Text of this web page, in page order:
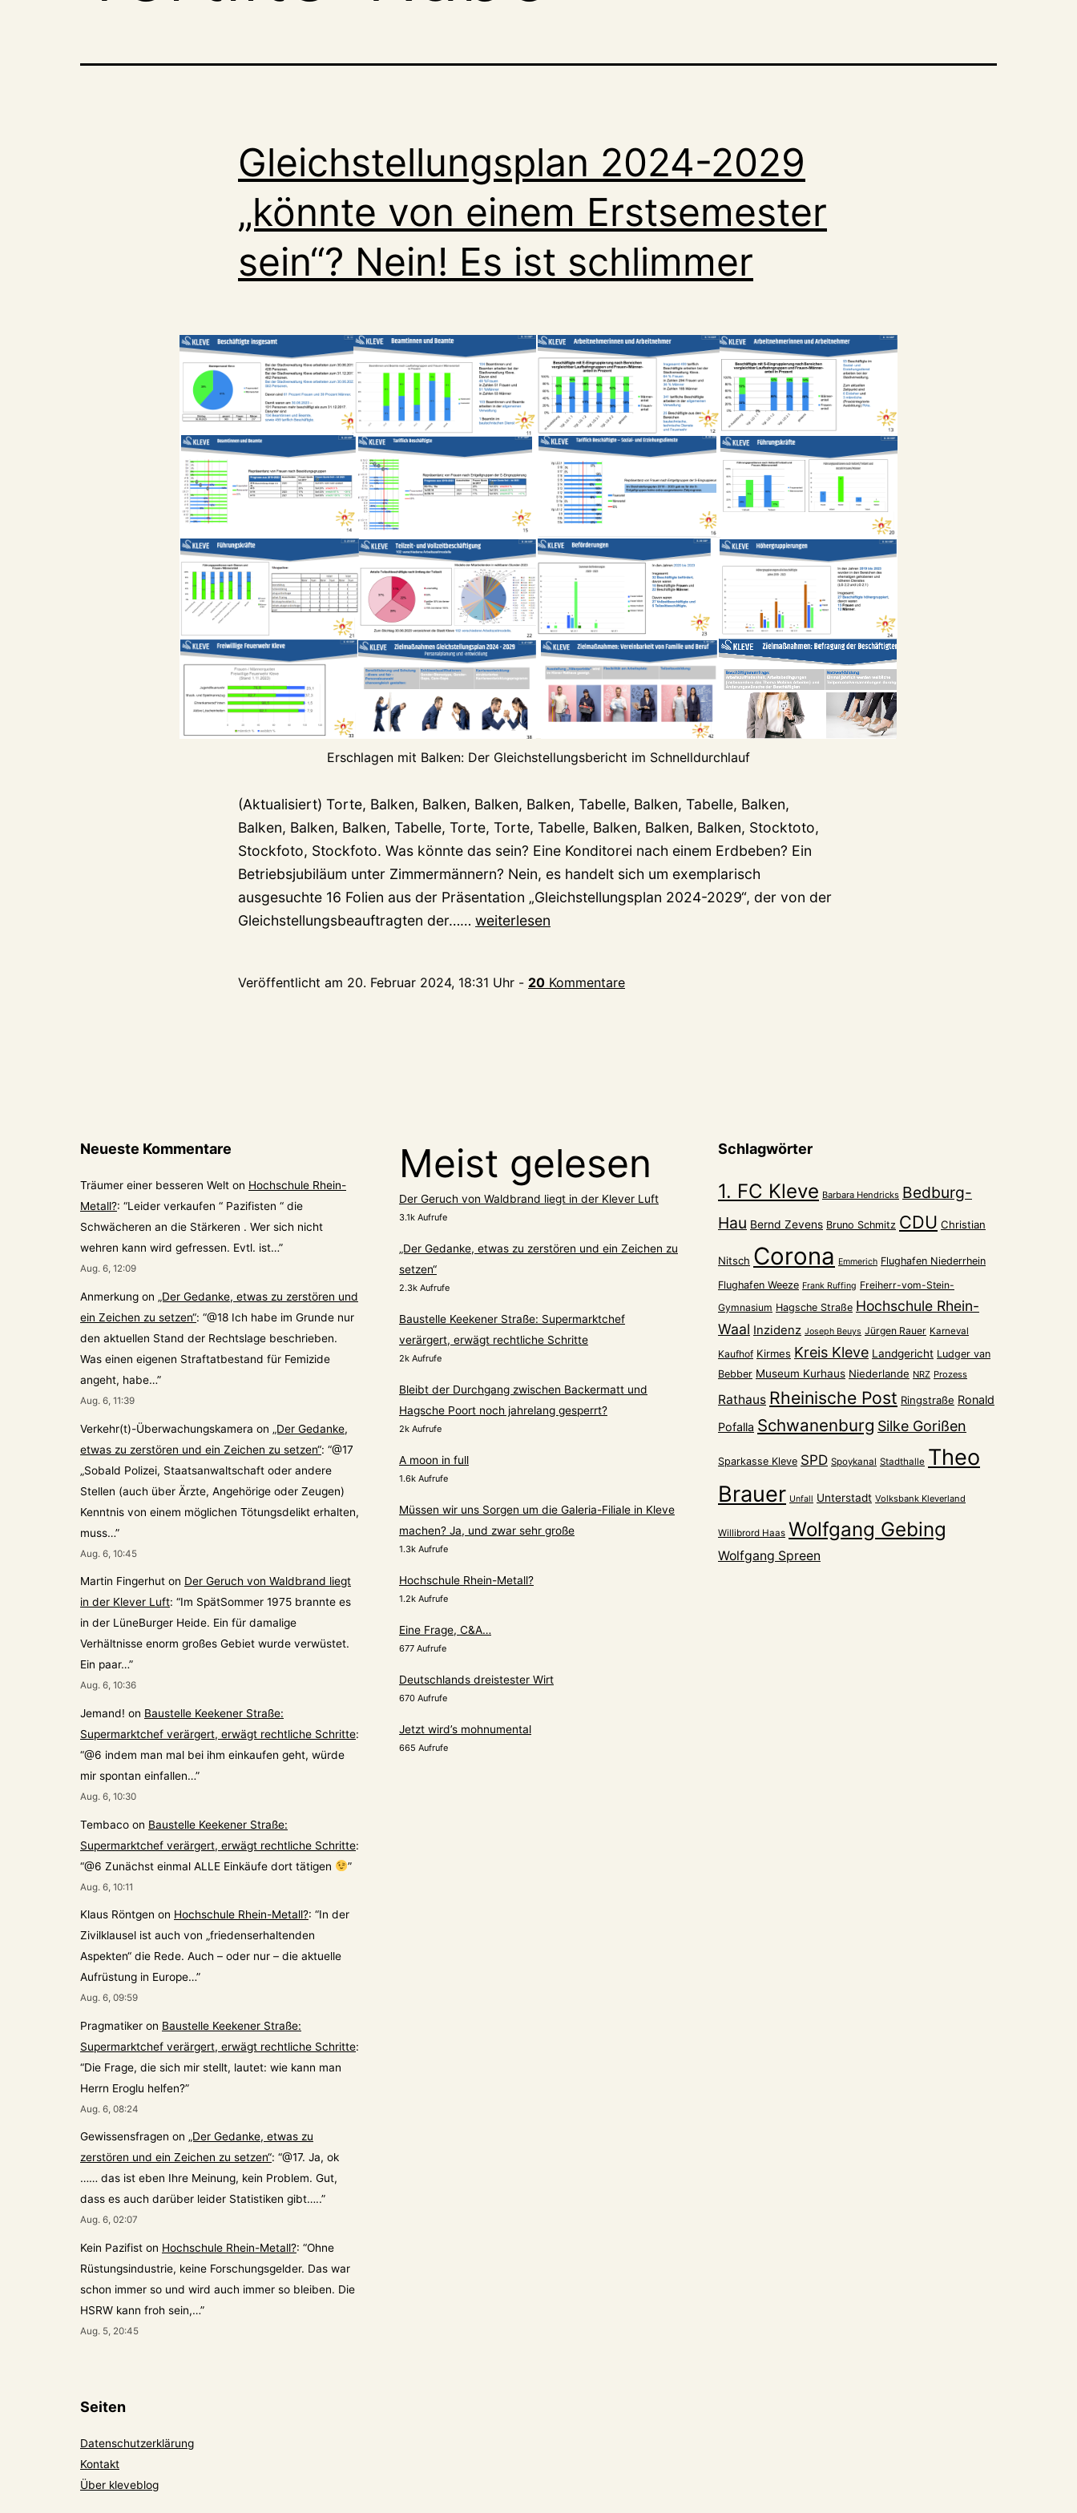
Gleichstellungsplan 2024-2029
„könnte von einem Erstsemester
sein“? Nein! Es ist schlimmer
Erschlagen mit Balken: Der Gleichstellungsbericht im Schnelldurchlauf
(Aktualisiert) Torte, Balken, Balken, Balken, Balken, Tabelle, Balken, Tabelle, Balken,
Balken, Balken, Balken, Tabelle, Torte, Torte, Tabelle, Balken, Balken, Balken, Stocktoto,
Stockfoto, Stockfoto. Was könnte das sein? Eine Konditorei nach einem Erdbeben? Ein
Betriebsjubiläum unter Zimmermännern? Nein, es handelt sich um exemplarisch
ausgesuchte 16 Folien aus der Präsentation „Gleichstellungsplan 2024-2029“, der von der
Gleichstellungsbeauftragten der…… Gleichstellungsplan
„könnte
ist
schlimmer
weiterlesen
Veröffentlicht am 20. Februar 2024, 18:31 Uhr - 20 Kommentare
Neueste Kommentare
Träumer einer besseren Welt on Hochschule Rhein-
Metall?: “Leider verkaufen “ Pazifisten “ die
Schwächeren an die Stärkeren . Wer sich nicht
wehren kann wird gefressen. Evtl. ist…”
Aug. 6, 12:09
Anmerkung on „Der Gedanke, etwas zu zerstören und
ein Zeichen zu setzen“: “@18 Ich habe im Grunde nur
den aktuellen Stand der Rechtslage beschrieben.
Was einen eigenen Straftatbestand für Femizide
angeht, habe…”
Aug. 6, 11:39
Verkehr(t)-Überwachungskamera on „Der Gedanke,
etwas zu zerstören und ein Zeichen zu setzen“: “@17
„Sobald Polizei, Staatsanwaltschaft oder andere
Stellen (auch über Ärzte, Angehörige oder Zeugen)
Kenntnis von einem möglichen Tötungsdelikt erhalten,
muss…”
Aug. 6, 10:45
Martin Fingerhut on Der Geruch von Waldbrand liegt
in der Klever Luft: “Im SpätSommer 1975 brannte es
in der LüneBurger Heide. Ein für damalige
Verhältnisse enorm großes Gebiet wurde verwüstet.
Ein paar…”
Aug. 6, 10:36
Jemand! on Baustelle Keekener Straße:
Supermarktchef verärgert, erwägt rechtliche Schritte:
“@6 indem man mal bei ihm einkaufen geht, würde
mir spontan einfallen…”
Aug. 6, 10:30
Tembaco on Baustelle Keekener Straße:
Supermarktchef verärgert, erwägt rechtliche Schritte:
“@6 Zunächst einmal ALLE Einkäufe dort tätigen ”
Aug. 6, 10:11
Klaus Röntgen on Hochschule Rhein-Metall?: “In der
Zivilklausel ist auch von „friedenserhaltenden
Aspekten“ die Rede. Auch – oder nur – die aktuelle
Aufrüstung in Europe…”
Aug. 6, 09:59
Pragmatiker on Baustelle Keekener Straße:
Supermarktchef verärgert, erwägt rechtliche Schritte:
“Die Frage, die sich mir stellt, lautet: wie kann man
Herrn Eroglu helfen?”
Aug. 6, 08:24
Gewissensfragen on „Der Gedanke, etwas zu
zerstören und ein Zeichen zu setzen“: “@17. Ja, ok
…… das ist eben Ihre Meinung, kein Problem. Gut,
dass es auch darüber leider Statistiken gibt…..”
Aug. 6, 02:07
Kein Pazifist on Hochschule Rhein-Metall?: “Ohne
Rüstungsindustrie, keine Forschungsgelder. Das war
schon immer so und wird auch immer so bleiben. Die
HSRW kann froh sein,…”
Aug. 5, 20:45
Meist gelesen
Der Geruch von Waldbrand liegt in der Klever Luft
3.1k Aufrufe
„Der Gedanke, etwas zu zerstören und ein Zeichen zu
setzen“
2.3k Aufrufe
Baustelle Keekener Straße: Supermarktchef
verärgert, erwägt rechtliche Schritte
2k Aufrufe
Bleibt der Durchgang zwischen Backermatt und
Hagsche Poort noch jahrelang gesperrt?
2k Aufrufe
A moon in full
1.6k Aufrufe
Müssen wir uns Sorgen um die Galeria-Filiale in Kleve
machen? Ja, und zwar sehr große
1.3k Aufrufe
Hochschule Rhein-Metall?
1.2k Aufrufe
Eine Frage, C&A…
677 Aufrufe
Deutschlands dreistester Wirt
670 Aufrufe
Jetzt wird’s mohnumental
665 Aufrufe
Schlagwörter
1. FC Kleve Barbara Hendricks Bedburg-
Hau Bernd Zevens Bruno Schmitz CDU Christian
Nitsch Corona Emmerich Flughafen Niederrhein
Flughafen Weeze Frank Ruffing Freiherr-vom-Stein-
Gymnasium Hagsche Straße Hochschule Rhein-
Waal Inzidenz Joseph Beuys Jürgen Rauer Karneval
Kaufhof Kirmes Kreis Kleve Landgericht Ludger van
Bebber Museum Kurhaus Niederlande NRZ Prozess
Rathaus Rheinische Post Ringstraße Ronald
Pofalla Schwanenburg Silke Gorißen
Sparkasse Kleve SPD Spoykanal Stadthalle Theo
Brauer Unfall Unterstadt Volksbank Kleverland
Willibrord Haas Wolfgang Gebing
Wolfgang Spreen
Seiten
Datenschutzerklärung
Kontakt
Über kleveblog